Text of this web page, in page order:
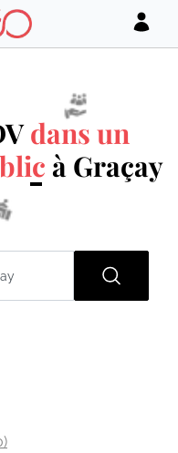
dans un
à Graçay